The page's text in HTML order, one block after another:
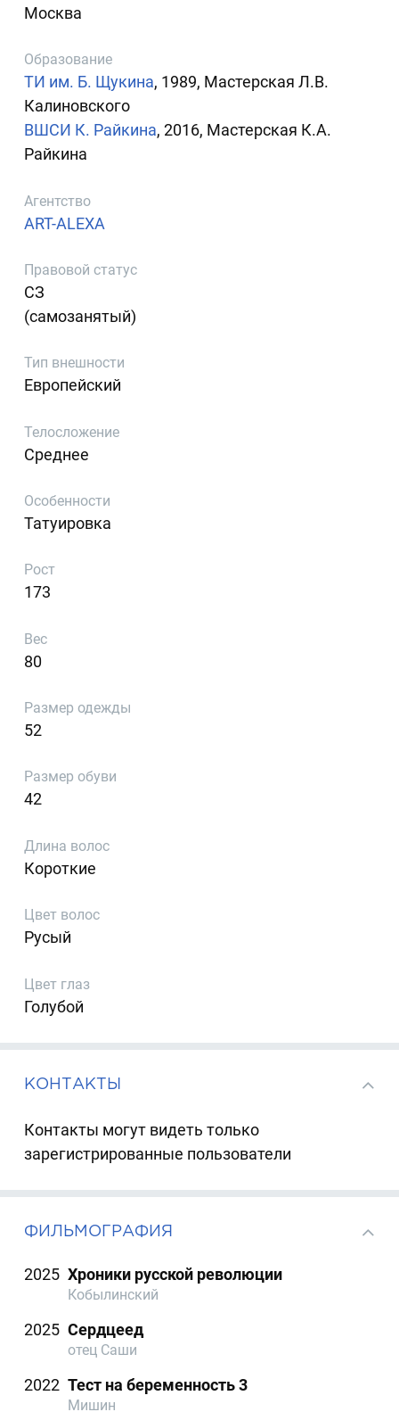
Москва
Образование
ТИ им. Б. Щукина, 1989, Мастерская Л.В.
Калиновского
ВШСИ К. Райкина, 2016, Мастерская К.А.
Райкина
Агентство
ART-ALEXA
Правовой статус
СЗ
(самозанятый)
Тип внешности
Европейский
Телосложение
Среднее
Особенности
Татуировка
Рост
173
Вес
80
Размер одежды
52
Размер обуви
42
Длина волос
Короткие
Цвет волос
Русый
Цвет глаз
Голубой
КОНТАКТЫ
Контакты могут видеть только
зарегистрированные пользователи
ФИЛЬМОГРАФИЯ
2025 Хроники русской революции
Кобылинский
2025 Сердцеед
отец Саши
2022 Тест на беременность 3
Мишин